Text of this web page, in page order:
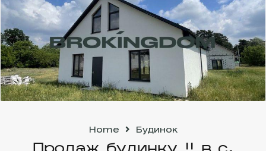
Home Будинок